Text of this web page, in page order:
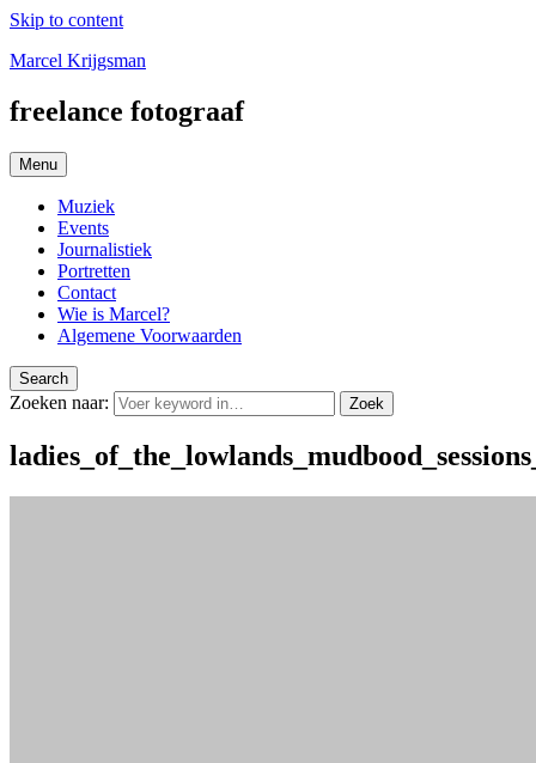
Skip to content
Marcel Krijgsman
freelance fotograaf
Menu
Muziek
Events
Journalistiek
Portretten
Contact
Wie is Marcel?
Algemene Voorwaarden
Search
Zoeken naar: Zoek